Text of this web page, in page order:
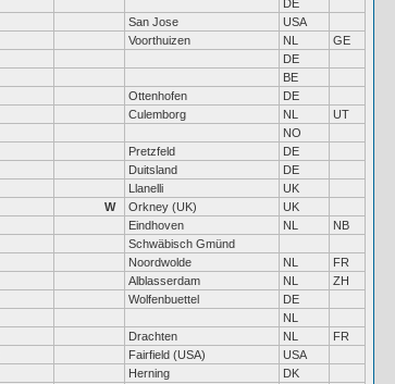
DE
San Jose
USA
Voorthuizen NL
GE
DE
BE
Ottenhofen
DE
Culemborg NL
UT
NO
Pretzfeld
DE
Duitsland
DE
Llanelli
UK
W Orkney (UK)
UK
Eindhoven NL
NB
Schwäbisch Gmünd
Noordwolde NL
FR
Alblasserdam NL
ZH
Wolfenbuettel
DE
NL
Drachten NL
FR
Fairfield (USA)
USA
Herning
DK